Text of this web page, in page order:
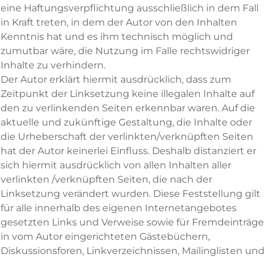
eine Haftungsverpflichtung ausschließlich in dem Fall
in Kraft treten, in dem der Autor von den Inhalten
Kenntnis hat und es ihm technisch möglich und
zumutbar wäre, die Nutzung im Falle rechtswidriger
Inhalte zu verhindern.
Der Autor erklärt hiermit ausdrücklich, dass zum
Zeitpunkt der Linksetzung keine illegalen Inhalte auf
den zu verlinkenden Seiten erkennbar waren. Auf die
aktuelle und zukünftige Gestaltung, die Inhalte oder
die Urheberschaft der verlinkten/verknüpften Seiten
hat der Autor keinerlei Einfluss. Deshalb distanziert er
sich hiermit ausdrücklich von allen Inhalten aller
verlinkten /verknüpften Seiten, die nach der
Linksetzung verändert wurden. Diese Feststellung gilt
für alle innerhalb des eigenen Internetangebotes
gesetzten Links und Verweise sowie für Fremdeinträge
in vom Autor eingerichteten Gästebüchern,
Diskussionsforen, Linkverzeichnissen, Mailinglisten und